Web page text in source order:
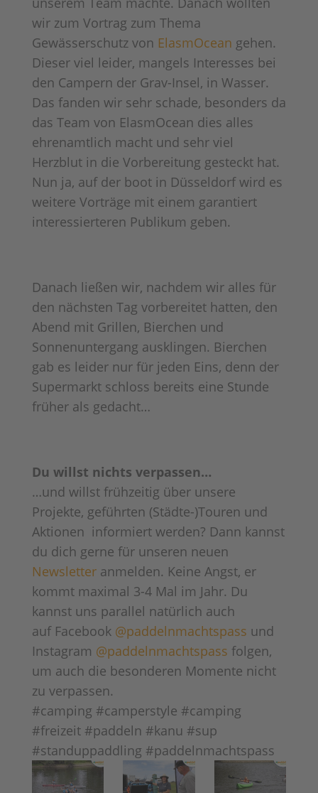
wir zum Vortrag zum Thema
Gewässerschutz von ElasmOcean gehen.
Dieser viel leider, mangels Interesses bei
den Campern der Grav-Insel, in Wasser.
Das fanden wir sehr schade, besonders da
das Team von ElasmOcean dies alles
ehrenamtlich macht und sehr viel
Herzblut in die Vorbereitung gesteckt hat.
Nun ja, auf der boot in Düsseldorf wird es
weitere Vorträge mit einem garantiert
interessierteren Publikum geben.
Danach ließen wir, nachdem wir alles für
den nächsten Tag vorbereitet hatten, den
Abend mit Grillen, Bierchen und
Sonnenuntergang ausklingen. Bierchen
gab es leider nur für jeden Eins, denn der
Supermarkt schloss bereits eine Stunde
früher als gedacht…
Du willst nichts verpassen…
…und willst frühzeitig über unsere
Projekte, geführten (Städte-)Touren und
Aktionen informiert werden? Dann kannst
du dich gerne für unseren neuen
Newsletteranmelden. Keine Angst, er
kommt maximal 3-4 Mal im Jahr. Du
kannst uns parallel natürlich auch
auf Facebook @paddelnmachtspass und
Instagram @paddelnmachtspass folgen,
um auch die besonderen Momente nicht
zu verpassen.
#camping #camperstyle #camping
#freizeit #paddeln #kanu #sup
#standuppaddling #paddelnmachtspass